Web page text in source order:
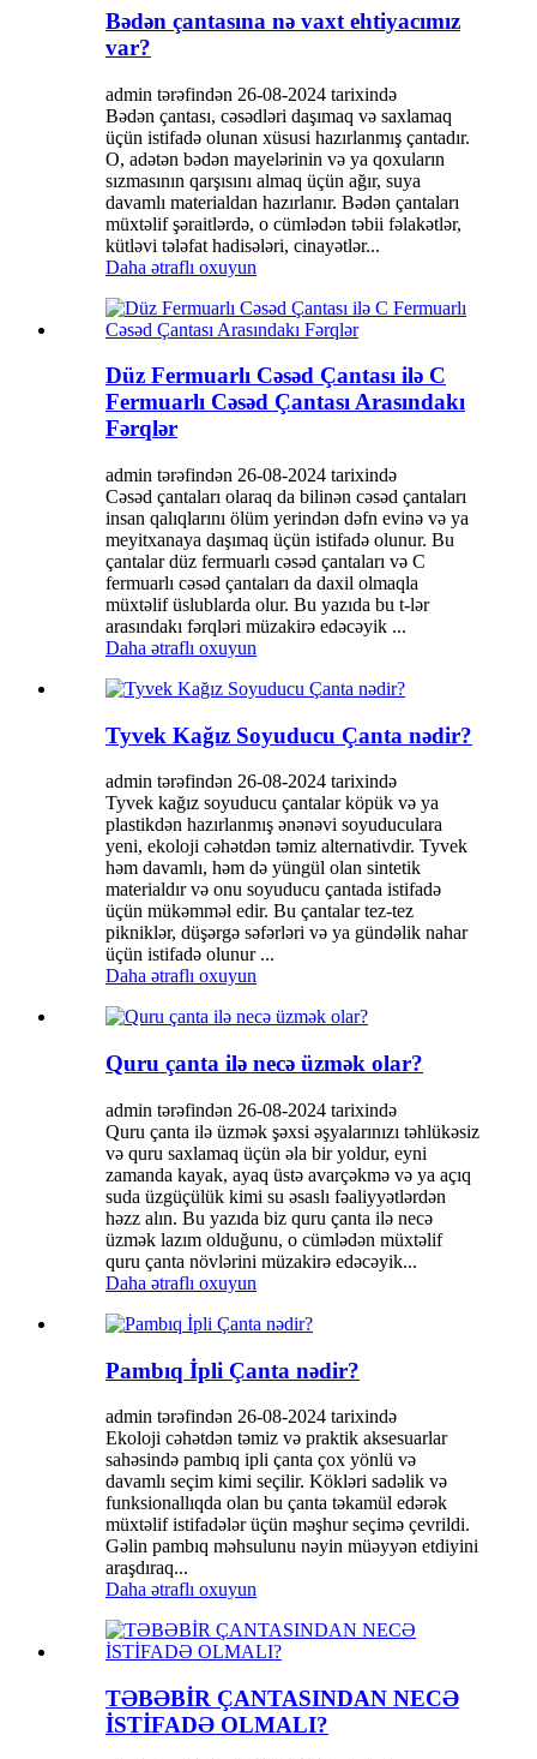
Bədən çantasına nə vaxt ehtiyacımız
var?
admin tərəfindən 26-08-2024 tarixində
Bədən çantası, cəsədləri daşımaq və saxlamaq
üçün istifadə olunan xüsusi hazırlanmış çantadır.
O, adətən bədən mayelərinin və ya qoxuların
sızmasının qarşısını almaq üçün ağır, suya
davamlı materialdan hazırlanır. Bədən çantaları
müxtəlif şəraitlərdə, o cümlədən təbii fəlakətlər,
kütləvi tələfat hadisələri, cinayətlər...
Daha ətraflı oxuyun
Düz Fermuarlı Cəsəd Çantası ilə C
Fermuarlı Cəsəd Çantası Arasındakı
Fərqlər
admin tərəfindən 26-08-2024 tarixində
Cəsəd çantaları olaraq da bilinən cəsəd çantaları
insan qalıqlarını ölüm yerindən dəfn evinə və ya
meyitxanaya daşımaq üçün istifadə olunur. Bu
çantalar düz fermuarlı cəsəd çantaları və C
fermuarlı cəsəd çantaları da daxil olmaqla
müxtəlif üslublarda olur. Bu yazıda bu t-lər
arasındakı fərqləri müzakirə edəcəyik ...
Daha ətraflı oxuyun
Tyvek Kağız Soyuducu Çanta nədir?
admin tərəfindən 26-08-2024 tarixində
Tyvek kağız soyuducu çantalar köpük və ya
plastikdən hazırlanmış ənənəvi soyuduculara
yeni, ekoloji cəhətdən təmiz alternativdir. Tyvek
həm davamlı, həm də yüngül olan sintetik
materialdır və onu soyuducu çantada istifadə
üçün mükəmməl edir. Bu çantalar tez-tez
pikniklər, düşərgə səfərləri və ya gündəlik nahar
üçün istifadə olunur ...
Daha ətraflı oxuyun
Quru çanta ilə necə üzmək olar?
admin tərəfindən 26-08-2024 tarixində
Quru çanta ilə üzmək şəxsi əşyalarınızı təhlükəsiz
və quru saxlamaq üçün əla bir yoldur, eyni
zamanda kayak, ayaq üstə avarçəkmə və ya açıq
suda üzgüçülük kimi su əsaslı fəaliyyətlərdən
həzz alın. Bu yazıda biz quru çanta ilə necə
üzmək lazım olduğunu, o cümlədən müxtəlif
quru çanta növlərini müzakirə edəcəyik...
Daha ətraflı oxuyun
Pambıq İpli Çanta nədir?
admin tərəfindən 26-08-2024 tarixində
Ekoloji cəhətdən təmiz və praktik aksesuarlar
sahəsində pambıq ipli çanta çox yönlü və
davamlı seçim kimi seçilir. Kökləri sadəlik və
funksionallıqda olan bu çanta təkamül edərək
müxtəlif istifadələr üçün məşhur seçimə çevrildi.
Gəlin pambıq məhsulunu nəyin müəyyən etdiyini
araşdıraq...
Daha ətraflı oxuyun
TƏBƏBİR ÇANTASINDAN NECƏ
İSTİFADƏ OLMALI?